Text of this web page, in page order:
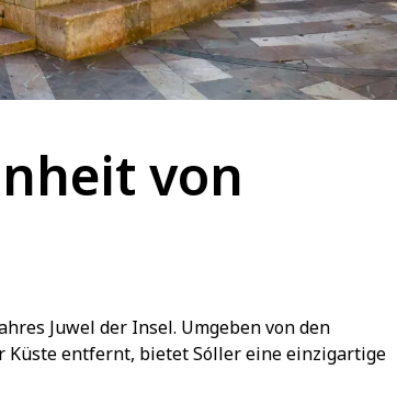
von
Juwel der Insel. Umgeben von den
Küste entfernt, bietet Sóller eine einzigartige